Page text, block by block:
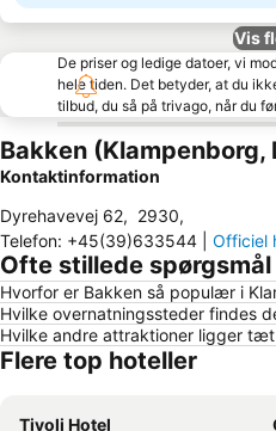
Vis
De priser og ledige datoer, vi
hele tiden. Det betyder, at du
tilbud, du så på trivago, når du
Bakken (Klampenborg,
Kontaktinformation
Dyrehavevej 62, 2930,
Telefon: +45(39)633544 Officiel
Ofte stillede spørgsmål
Hvorfor er Bakken så populær i
Hvilke overnatningssteder findes
Hvilke andre attraktioner ligger
Flere top hoteller
Tivoli Hotel